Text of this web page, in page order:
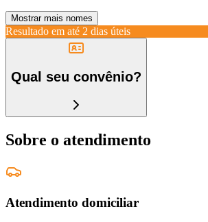
Mostrar mais nomes
Resultado em até 2 dias úteis
Qual seu convênio?
Sobre o atendimento
Atendimento domiciliar